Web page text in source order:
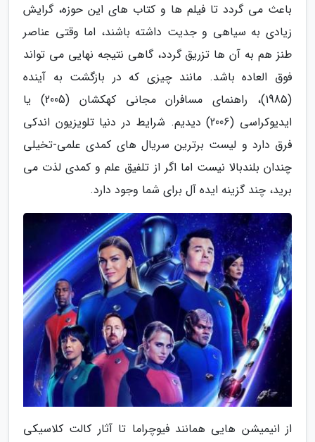
باعث می گردد تا فیلم ها و کتاب های این حوزه، گرایش
زیادی به سیاهی و جدیت داشته باشند، اما وقتی عناصر
طنز هم به آن ها تزریق گردد، گاهی نتیجه نهایی می تواند
فوق العاده باشد. مانند چیزی که در بازگشت به آینده
(1985)، راهنمای مسافران مجانی کهکشان (2005) یا
ایدیوکراسی (2006) دیدیم. شرایط در دنیا تلویزیون اندکی
فرق دارد و لیست برترین سریال های کمدی علمی-تخیلی
چندان بلندبالا نیست اما اگر از تلفیق علم و کمدی لذت می
برید، چند گزینه ایده آل برای شما وجود دارد.
از انیمیشن هایی همانند فیوچراما تا آثار کالت کلاسیکی